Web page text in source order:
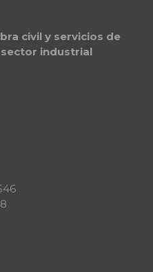
civil y servicios de
industrial